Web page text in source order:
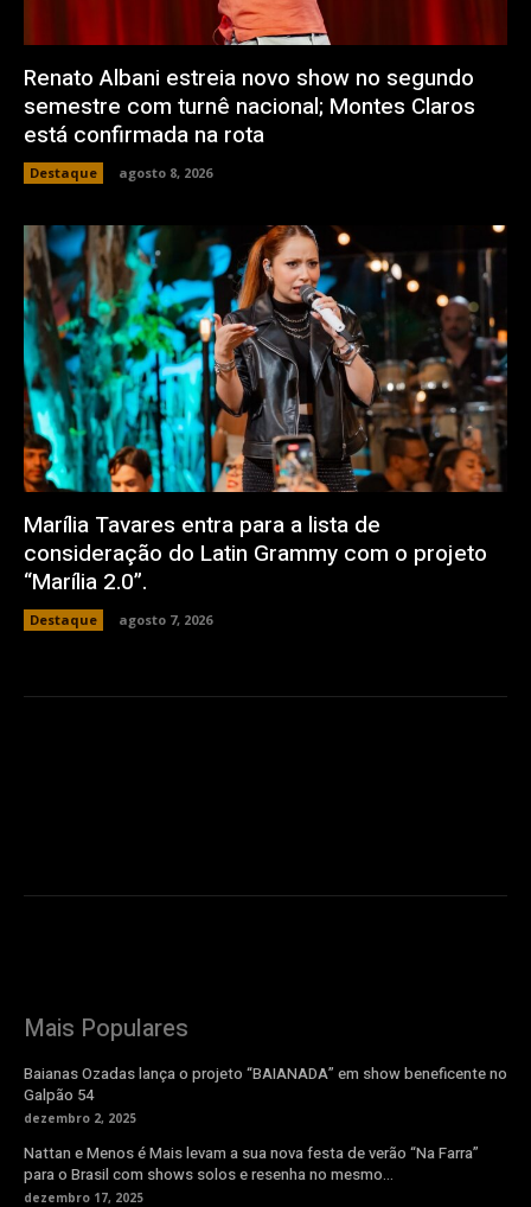
Renato Albani estreia novo show no segundo
semestre com turnê nacional; Montes Claros
está confirmada na rota
Destaque agosto 8, 2026
Marília Tavares entra para a lista de
consideração do Latin Grammy com o projeto
“Marília 2.0”.
Destaque agosto 7, 2026
Mais Populares
Baianas Ozadas lança o projeto “BAIANADA” em show beneficente no
Galpão 54
dezembro 2, 2025
Nattan e Menos é Mais levam a sua nova festa de verão “Na Farra”
para o Brasil com shows solos e resenha no mesmo...
dezembro 17, 2025